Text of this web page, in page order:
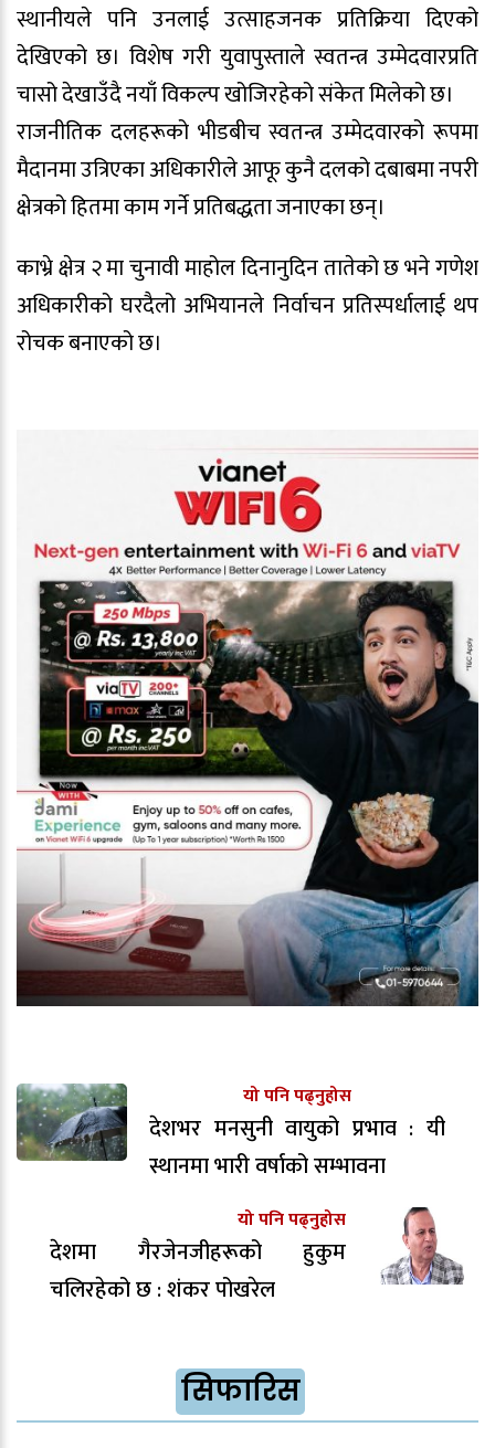
स्थानीयले पनि उनलाई उत्साहजनक प्रतिक्रिया दिएको
देखिएको छ। विशेष गरी युवापुस्ताले स्वतन्त्र उम्मेदवारप्रति
चासो देखाउँदै नयाँ विकल्प खोजिरहेको संकेत मिलेको छ।
राजनीतिक दलहरूको भीडबीच स्वतन्त्र उम्मेदवारको रूपमा
मैदानमा उत्रिएका अधिकारीले आफू कुनै दलको दबाबमा नपरी
क्षेत्रको हितमा काम गर्ने प्रतिबद्धता जनाएका छन्।
काभ्रे क्षेत्र २ मा चुनावी माहोल दिनानुदिन तातेको छ भने गणेश
अधिकारीको घरदैलो अभियानले निर्वाचन प्रतिस्पर्धालाई थप
रोचक बनाएको छ।
यो पनि पढ्नुहोस
देशभर मनसुनी वायुको प्रभाव : यी
स्थानमा भारी वर्षाको सम्भावना
यो पनि पढ्नुहोस
देशमा गैरजेनजीहरूको हुकुम
चलिरहेको छ : शंकर पोखरेल
सिफारिस